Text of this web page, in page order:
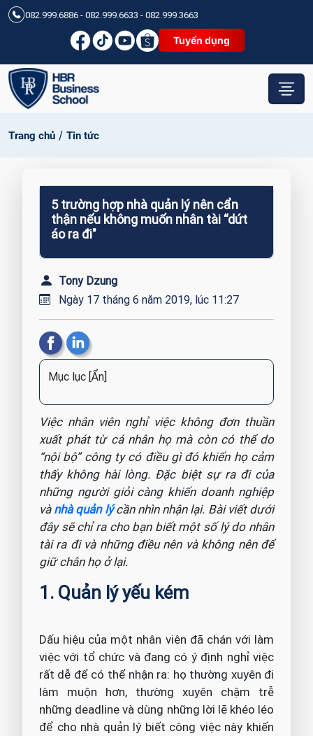
082.999.6886 - 082.999.6633 - 082.999.3663
Tuyển dụng
Trang chủ / Tin tức
5 trường hợp nhà quản lý nên cẩn
thận nếu không muốn nhân tài “dứt
áo ra đi"
Tony Dzung
Ngày 17 tháng 6 năm 2019, lúc 11:27
Mục lục [Ẩn]
Việc nhân viên nghỉ việc không đơn thuần
xuất phát từ cá nhân họ mà còn có thể do
“nội bộ” công ty có điều gì đó khiến họ cảm
thấy không hài lòng. Đặc biệt sự ra đi của
những người giỏi càng khiến doanh nghiệp
vànhà quản lýcần nhìn nhận lại. Bài viết dưới
đây sẽ chỉ ra cho bạn biết một số lý do nhân
tài ra đi và những điều nên và không nên để
giữ chân họ ở lại.
1. Quản lý yếu kém
Dấu hiệu của một nhân viên đã chán với làm
việc với tổ chức và đang có ý định nghỉ việc
rất dễ để có thể nhận ra: họ thường xuyên đi
làm muộn hơn, thường xuyên chậm trễ
những deadline và dùng những lời lẽ khéo léo
để cho nhà quản lý biết công việc này khiến